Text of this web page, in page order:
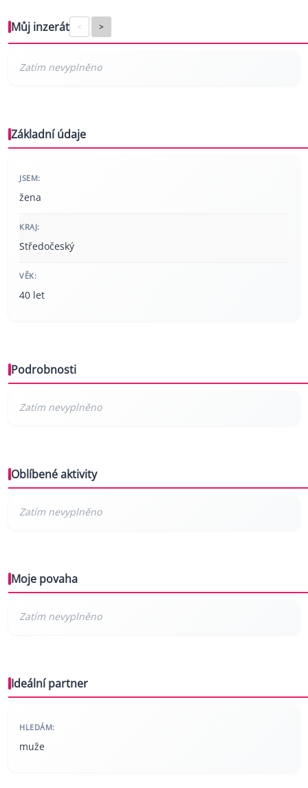
Můj inzerát < >
Základní údaje
JSEM:
žena
KRAJ:
Středočeský
VĚK:
40 let
Podrobnosti
Oblíbené aktivity
Moje povaha
Ideální partner
HLEDÁM:
muže